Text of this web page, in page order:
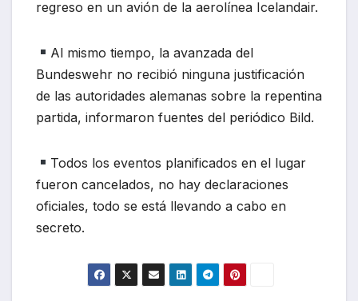
regreso en un avión de la aerolínea Icelandair.
Al mismo tiempo, la avanzada del
Bundeswehr no recibió ninguna justificación
de las autoridades alemanas sobre la repentina
partida, informaron fuentes del periódico Bild.
Todos los eventos planificados en el lugar
fueron cancelados, no hay declaraciones
oficiales, todo se está llevando a cabo en
secreto.